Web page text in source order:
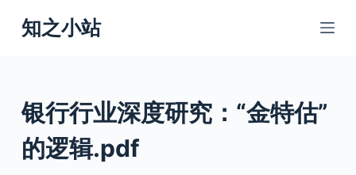
跳
过
知之小站
银行行业深度研究：“金特估”
的逻辑.pdf